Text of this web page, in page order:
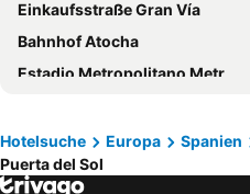
Ilunion Suites Madrid
H10 Tribeca
Optimi Rooms Madrid
UMusic Hotel Madrid
Hotel Ópera
Einkaufsstraße Gran Vía
Bahnhof Atocha
Estadio Metropolitano Metro Station
Malasana
Aeropuerto T4 Metro Station
Hotelsuche Europa Spanien
Puerta del Sol